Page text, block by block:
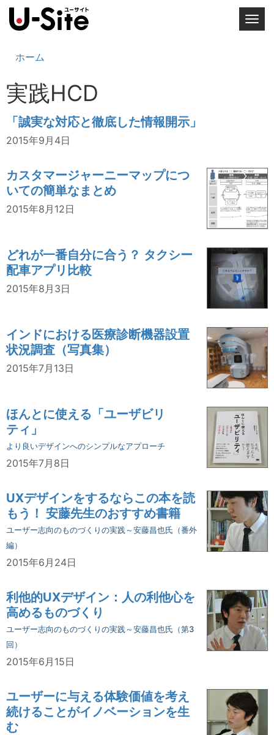
T
g
a
t
i
o
ホーム
実践HCD
「誠実な対応と徹底した情報開示」
2015年9月4日
カスタマージャーニーマップにつ
いての簡単なまとめ
2015年8月12日
どれが一番自分に合う？ タクシー
配車アプリ比較
2015年8月3日
インドにおける医療診断機器設置
状況調査（写真集）
2015年7月13日
ほんとに使える「ユーザビリ
ティ」
より良いデザインへのシンプルなアプローチ
2015年7月8日
UXデザインをするならこの本を読
もう！ 安藤先生のおすすめ書籍
ユーザー志向のものづくりの実践～安藤昌也氏（番外
編）
2015年6月24日
利他的UXデザイン：人の利他心を
高めるものづくり
ユーザー志向のものづくりの実践～安藤昌也氏（第3
回）
2015年6月15日
ユーザーに与える体験価値を考え
続けることがイノベーションを生
む